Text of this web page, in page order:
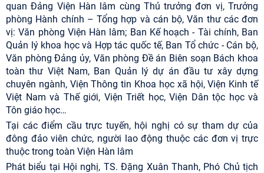
quan Đảng Viện Hàn lâm cùng Thủ trưởng đơn vị, Trưởng
phòng Hành chính – Tổng hợp và cán bộ, Văn thư các đơn
vị: Văn phòng Viện Hàn lâm; Ban Kế hoạch - Tài chính, Ban
Quản lý khoa học và Hợp tác quốc tế, Ban Tổ chức - Cán bộ,
Văn phòng Đảng ủy, Văn phòng Đề án Biên soạn Bách khoa
toàn thư Việt Nam, Ban Quản lý dự án đầu tư xây dựng
chuyên ngành, Viện Thông tin Khoa học xã hội, Viện Kinh tế
Việt Nam và Thế giới, Viện Triết học, Viện Dân tộc học và
Tôn giáo học…
Tại các điểm cầu trực tuyến, hội nghị có sự tham dự của
đông đảo viên chức, người lao động thuộc các đơn vị trực
thuộc trong toàn Viện Hàn lâm
Phát biểu tại Hội nghị, TS. Đặng Xuân Thanh, Phó Chủ tịch